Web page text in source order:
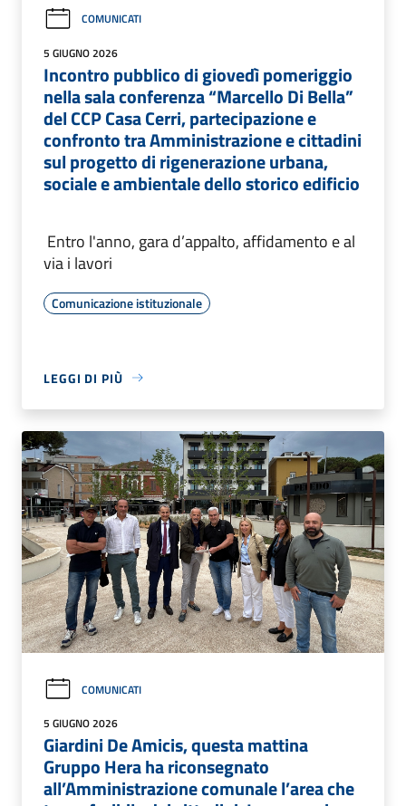
COMUNICATI
5 GIUGNO 2026
Incontro pubblico di giovedì pomeriggio
nella sala conferenza “Marcello Di Bella”
del CCP Casa Cerri, partecipazione e
confronto tra Amministrazione e cittadini
sul progetto di rigenerazione urbana,
sociale e ambientale dello storico edificio
Entro l'anno, gara d’appalto, affidamento e al
via i lavori
Comunicazione istituzionale
LEGGI DI PIÙ
COMUNICATI
5 GIUGNO 2026
Giardini De Amicis, questa mattina
Gruppo Hera ha riconsegnato
all’Amministrazione comunale l’area che